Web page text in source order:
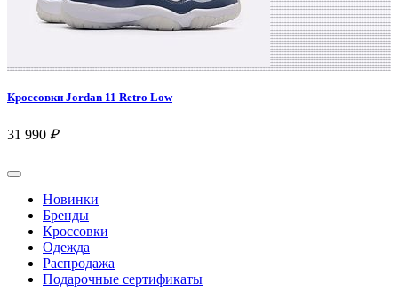
Кроссовки Jordan 11 Retro Low
31 990 ₽
Новинки
Бренды
Кроссовки
Одежда
Распродажа
Подарочные сертификаты